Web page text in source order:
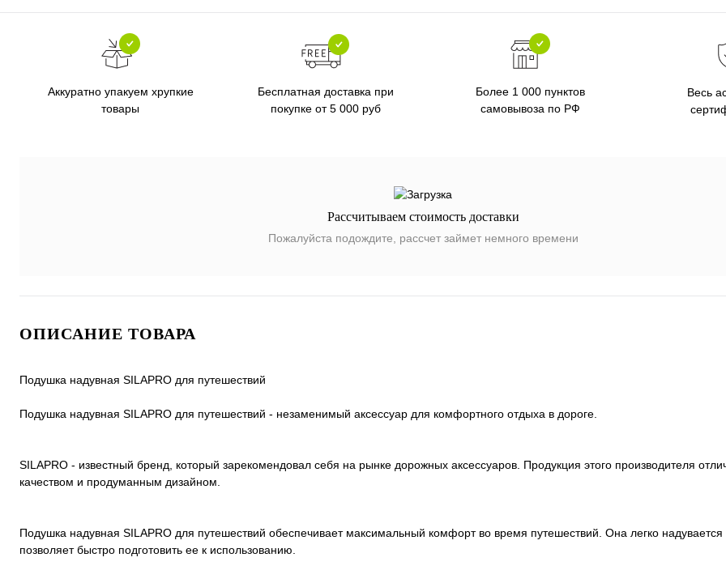
Аккуратно упакуем хрупкие
товары
Бесплатная доставка при
покупке от 5 000 руб
Более 1 000 пунктов
самовывоза по РФ
Весь
Рассчитываем стоимость доставки
Пожалуйста подождите, рассчет займет немного времени
ОПИСАНИЕ ТОВАРА
Подушка надувная SILAPRO для путешествий
Подушка надувная SILAPRO для путешествий - незаменимый аксессуар для комфортного отдыха в дороге.
SILAPRO - известный бренд, который зарекомендовал себя на рынке дорожных аксессуаров. Продукция этого производителя
качеством и продуманным дизайном.
Подушка надувная SILAPRO для путешествий обеспечивает максимальный комфорт во время путешествий. Она легко надувается
позволяет быстро подготовить ее к использованию.